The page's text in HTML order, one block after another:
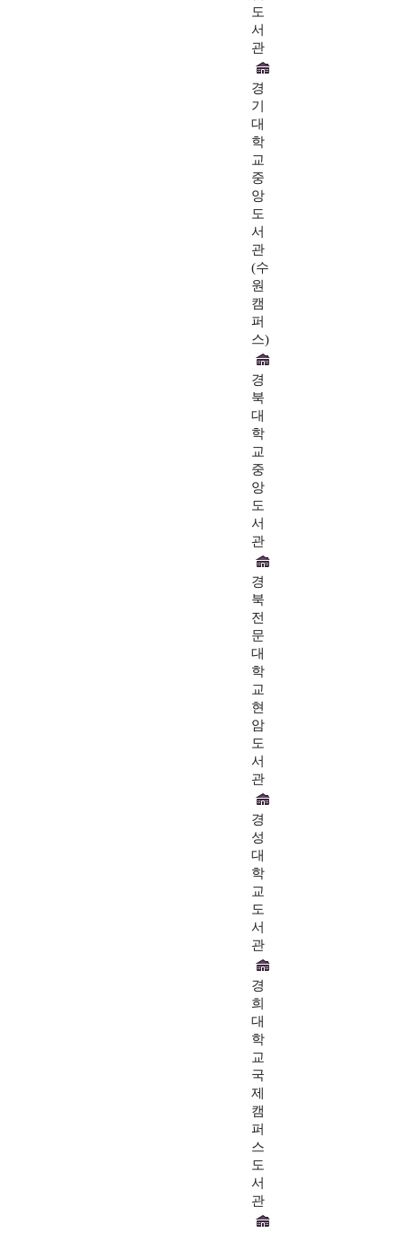
도
서
관
경
기
대
학
교
중
앙
도
서
관
(수
원
캠
퍼
스)
경
북
대
학
교
중
앙
도
서
관
경
북
전
문
대
학
교
현
암
도
서
관
경
성
대
학
교
도
서
관
경
희
대
학
교
국
제
캠
퍼
스
도
서
관